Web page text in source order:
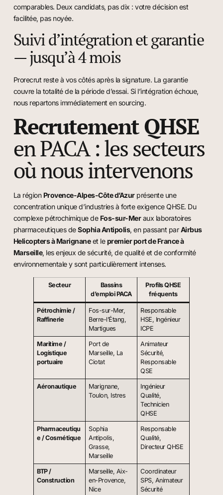
comparables. Deux candidats, pas dix : votre décision est
facilitée, pas noyée.
Suivi d’intégration et garantie
— jusqu’à 4 mois
Prorecrut reste à vos côtés après la signature. La garantie
couvre la totalité de la période d’essai. Si l’intégration échoue,
nous repartons immédiatement en sourcing.
Recrutement QHSE
en PACA : les secteurs
où nous intervenons
La région Provence-Alpes-Côte d’Azurprésente une
concentration unique d’industries à forte exigence QHSE. Du
complexe pétrochimique de Fos-sur-Meraux laboratoires
pharmaceutiques deSophia Antipolis, en passant parAirbus
Helicopters à Marignaneet lepremier port de France à
Marseille, les enjeux de sécurité, de qualité et de conformité
environnementale y sont particulièrement intenses.
Secteur
Bassins
d’emploi PACA
Profils QHSE
fréquents
Pétrochimie /
Raffinerie
Fos-sur-Mer,
Berre-l’Étang,
Martigues
Responsable
HSE, Ingénieur
ICPE
Maritime /
Logistique
portuaire
Port de
Marseille, La
Ciotat
Animateur
Sécurité,
Responsable
QSE
Aéronautique
Marignane,
Toulon, Istres
Ingénieur
Qualité,
Technicien
QHSE
Pharmaceutiqu
e / Cosmétique
Sophia
Antipolis,
Grasse,
Marseille
Responsable
Qualité,
Directeur QHSE
BTP /
Construction
Marseille, Aix-
en-Provence,
Nice
Coordinateur
SPS, Animateur
Sécurité